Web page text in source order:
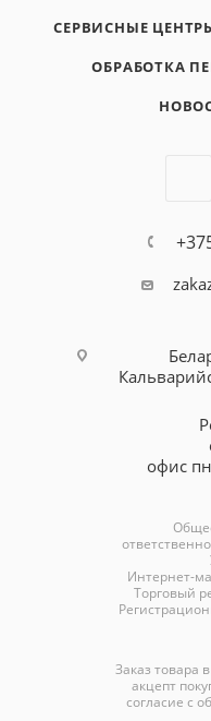
СЕРВИСНЫЕ
ОБРАБОТКА
офис
Интернет-
Торговый
Заказ товара
акцепт
согласие с